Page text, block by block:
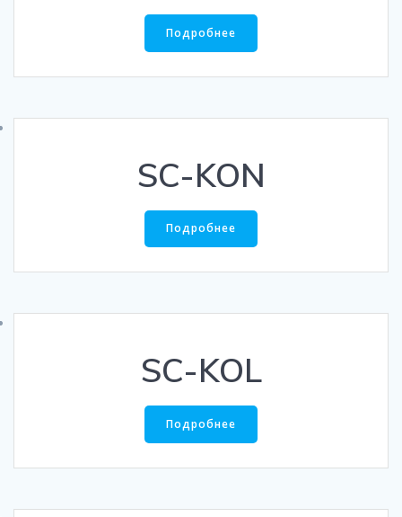
Подробнее
SC-KON
Подробнее
SC-KOL
Подробнее